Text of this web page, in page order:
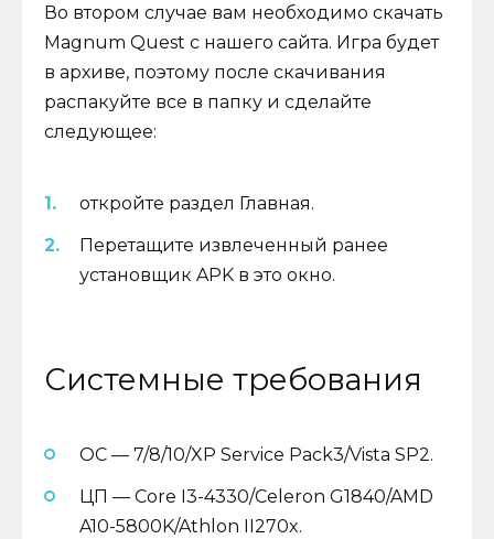
Во втором случае вам необходимо скачать
Magnum Quest с нашего сайта. Игра будет
в архиве, поэтому после скачивания
распакуйте все в папку и сделайте
следующее:
откройте раздел Главная.
Перетащите извлеченный ранее
установщик APK в это окно.
Системные требования
ОС — 7/8/10/XP Service Pack3/Vista SP2.
ЦП — Core I3-4330/Celeron G1840/AMD
A10-5800K/Athlon II270x.